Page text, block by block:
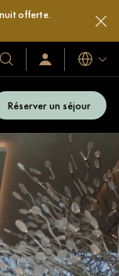
offerte.
Nos
complexes
Identification/
Langues
Réserver un séjour